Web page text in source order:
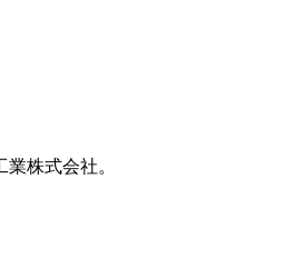
株式会社。